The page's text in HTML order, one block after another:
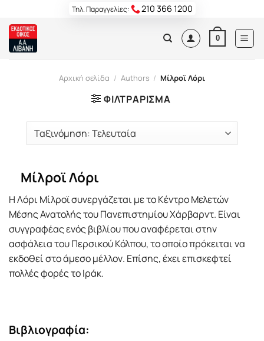
content
Τηλ. Παραγγελίες: 210 366 1200
0
Αρχική σελίδα / Authors / Μίλροϊ Λόρι
ΦΙΛΤΡΆΡΙΣΜΑ
Μίλροϊ Λόρι
Η Λόρι Μίλροϊ συνεργάζεται με το Κέντρο Μελετών
Μέσης Ανατολής του Πανεπιστημίου Χάρβαρντ. Είναι
συγγραφέας ενός βιβλίου που αναφέρεται στην
ασφάλεια του Περσικού Κόλπου, το οποίο πρόκειται να
εκδοθεί στο άμεσο μέλλον. Επίσης, έχει επισκεφτεί
πολλές φορές το Ιράκ.
Βιβλιογραφία: